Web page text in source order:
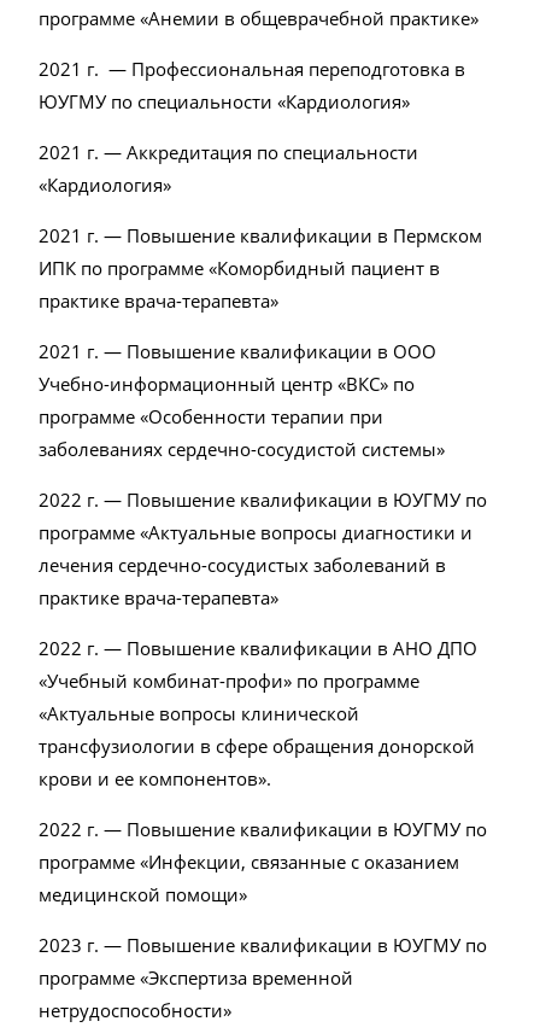
программе «Анемии в общеврачебной практике»
2021 г. — Профессиональная переподготовка в
ЮУГМУ по специальности «Кардиология»
2021 г. — Аккредитация по специальности
«Кардиология»
2021 г. — Повышение квалификации в Пермском
ИПК по программе «Коморбидный пациент в
практике врача-терапевта»
2021 г. — Повышение квалификации в ООО
Учебно-информационный центр «ВКС» по
программе «Особенности терапии при
заболеваниях сердечно-сосудистой системы»
2022 г. — Повышение квалификации в ЮУГМУ по
программе «Актуальные вопросы диагностики и
лечения сердечно-сосудистых заболеваний в
практике врача-терапевта»
2022 г. — Повышение квалификации в АНО ДПО
«Учебный комбинат-профи» по программе
«Актуальные вопросы клинической
трансфузиологии в сфере обращения донорской
крови и ее компонентов».
2022 г. — Повышение квалификации в ЮУГМУ по
программе «Инфекции, связанные с оказанием
медицинской помощи»
2023 г. — Повышение квалификации в ЮУГМУ по
программе «Экспертиза временной
нетрудоспособности»